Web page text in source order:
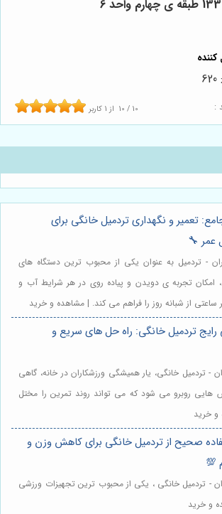
133 طبقه ی چهارم واحد 6
:
10 / 10 از 1 کاربر
تعمیر و نگهداری تردمیل خانگی برای
عمر 🔧
- تردمیل به عنوان یکی از محبوب ترین دستگاه های
امکان تجربه ی دویدن و پیاده روی در هر شرایط آب و
از شبانه روز را فراهم می کند. | مشاهده و خرید
رایج تردمیل خانگی: راه حل های سریع و
- تردمیل خانگی، یار همیشگی ورزشکاران در خانه، گاهی
هایی روبرو می شود که می تواند روند تمرین را مختل
و خرید
صحیح از تردمیل خانگی برای کاهش وزن و
💯
- تردمیل خانگی ، یکی از محبوب ترین تجهیزات ورزشی
و خرید